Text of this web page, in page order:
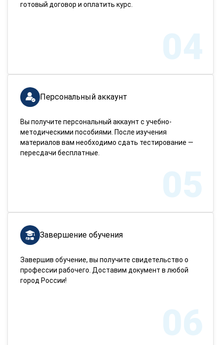
готовый договор и оплатить курс.
04
Персональный аккаунт
Вы получите персональный аккаунт с учебно-
методическими пособиями. После изучения
материалов вам необходимо сдать тестирование —
пересдачи бесплатные.
05
Завершение обучения
Завершив обучение, вы получите свидетельство о
профессии рабочего. Доставим документ в любой
город России!
06